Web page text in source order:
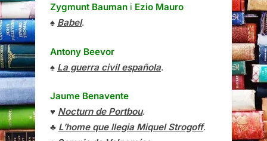
Zygmunt Bauman i Ezio Mauro
♠ Babel.
Antony Beevor
♠ La guerra civil española.
Jaume Benavente
♥ Nocturn de Portbou.
♣ L’home que llegia Miquel Strogoff.